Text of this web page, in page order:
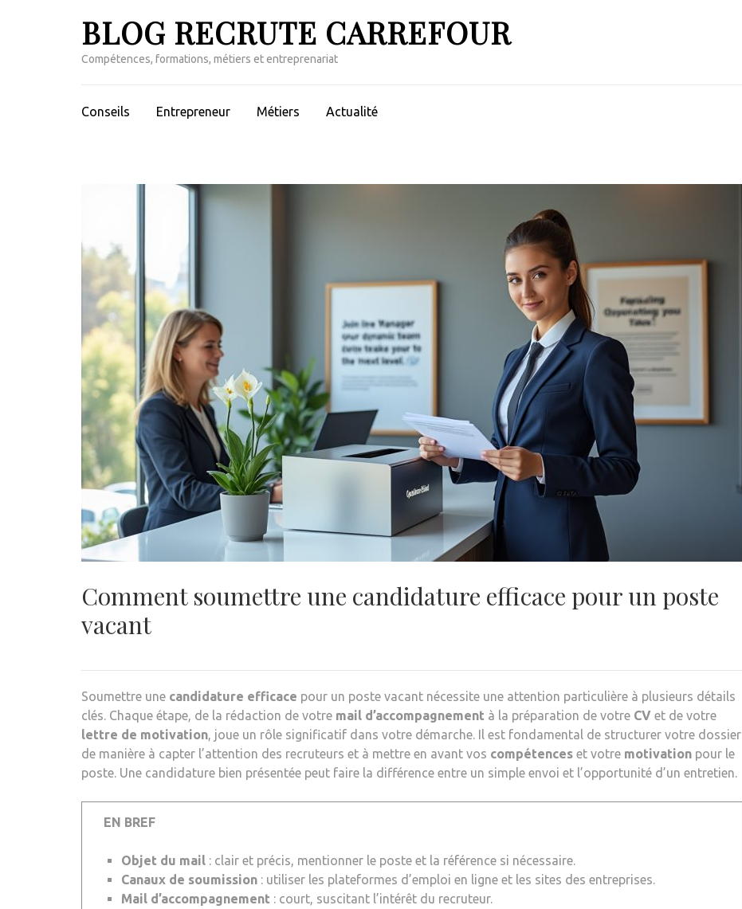
BLOG RECRUTE CARREFOUR
Compétences, formations, métiers et entreprenariat
Conseils Entrepreneur Métiers Actualité
Comment soumettre une candidature efficace pour un poste
vacant
Soumettre une candidature efficace pour un poste vacant nécessite une attention particulière à plusieurs détails
clés. Chaque étape, de la rédaction de votre mail d’accompagnement à la préparation de votre CV et de votre
lettre de motivation, joue un rôle significatif dans votre démarche. Il est fondamental de structurer votre dossier
de manière à capter l’attention des recruteurs et à mettre en avant vos compétences et votre motivation pour le
poste. Une candidature bien présentée peut faire la différence entre un simple envoi et l’opportunité d’un entretien.
EN BREF
Objet du mail: clair et précis, mentionner le poste et la référence si nécessaire.
Canaux de soumission: utiliser les plateformes d’emploi en ligne et les sites des entreprises.
Mail d’accompagnement : court, suscitant l’intérêt du recruteur.